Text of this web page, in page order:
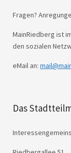
Fragen?
MainRiedberg ist
den sozialen
eMail an:
Das